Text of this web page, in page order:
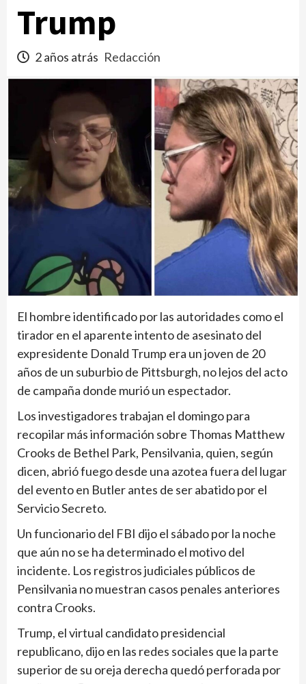
Trump
2 años atrás Redacción
El hombre identificado por las autoridades como el
tirador en el aparente intento de asesinato del
expresidente Donald Trump era un joven de 20
años de un suburbio de Pittsburgh, no lejos del acto
de campaña donde murió un espectador.
Los investigadores trabajan el domingo para
recopilar más información sobre Thomas Matthew
Crooks de Bethel Park, Pensilvania, quien, según
dicen, abrió fuego desde una azotea fuera del lugar
del evento en Butler antes de ser abatido por el
Servicio Secreto.
Un funcionario del FBI dijo el sábado por la noche
que aún no se ha determinado el motivo del
incidente. Los registros judiciales públicos de
Pensilvania no muestran casos penales anteriores
contra Crooks.
Trump, el virtual candidato presidencial
republicano, dijo en las redes sociales que la parte
superior de su oreja derecha quedó perforada por